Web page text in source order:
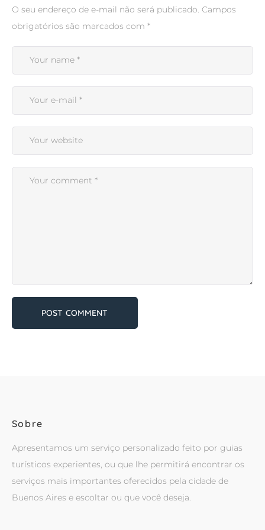
O seu endereço de e-mail não será publicado. Campos
obrigatórios são marcados com *
Sobre
Apresentamos um serviço personalizado feito por guias
turísticos experientes, ou que lhe permitirá encontrar os
serviços mais importantes oferecidos pela cidade de
Buenos Aires e escoltar ou que você deseja.